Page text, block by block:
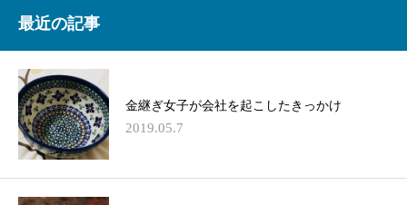
最近の記事
金継ぎ女子が会社を起こしたきっかけ
2019.05.7